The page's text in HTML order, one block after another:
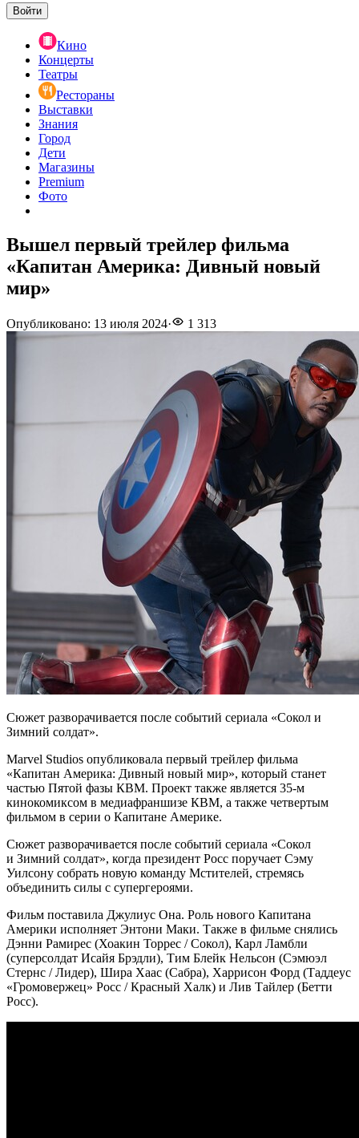
Войти
Кино
Концерты
Театры
Рестораны
Выставки
Знания
Город
Дети
Магазины
Premium
Фото
Вышел первый трейлер фильма
«Капитан Америка: Дивный новый
мир»
Опубликовано: 13 июля 2024· 1 313
Сюжет разворачивается после событий сериала «Сокол и
Зимний солдат».
Marvel Studios опубликовала первый трейлер фильма
«Капитан Америка: Дивный новый мир», который станет
частью Пятой фазы КВМ. Проект также является 35-м
кинокомиксом в медиафраншизе КВМ, а также четвертым
фильмом в серии о Капитане Америке.
Сюжет разворачивается после событий сериала «Сокол
и Зимний солдат», когда президент Росс поручает Сэму
Уилсону собрать новую команду Мстителей, стремясь
объединить силы с супергероями.
Фильм поставила Джулиус Она. Роль нового Капитана
Америки исполняет Энтони Маки. Также в фильме снялись
Дэнни Рамирес (Хоакин Торрес / Сокол), Карл Ламбли
(суперсолдат Исайя Брэдли), Тим Блейк Нельсон (Сэмюэл
Стернс / Лидер), Шира Хаас (Сабра), Харрисон Форд (Таддеус
«Громовержец» Росс / Красный Халк) и Лив Тайлер (Бетти
Росс).